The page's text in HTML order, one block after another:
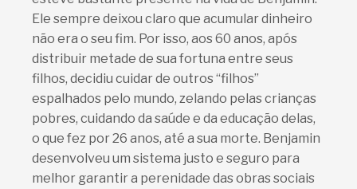
Ele sempre deixou claro que acumular dinheiro
não era o seu fim. Por isso, aos 60 anos, após
distribuir metade de sua fortuna entre seus
filhos, decidiu cuidar de outros “filhos”
espalhados pelo mundo, zelando pelas crianças
pobres, cuidando da saúde e da educação delas,
o que fez por 26 anos, até a sua morte. Benjamin
desenvolveu um sistema justo e seguro para
melhor garantir a perenidade das obras sociais